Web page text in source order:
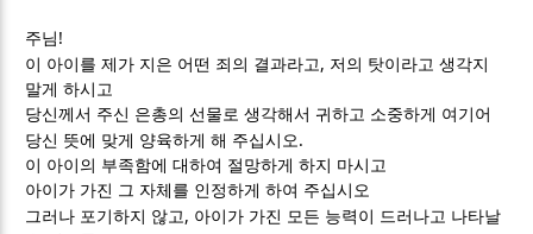
주님 !
이 아이를 제가 지은 어떤 죄의 결과라고 , 저의 탓이라고 생각지
말게 하시고
당신께서 주신 은총의 선물로 생각해서 귀하고 소중하게 여기어
당신 뜻에 맞게 양육하게 해 주십시오 .
이 아이의 부족함에 대하여 절망하게 하지 마시고
아이가 가진 그 자체를 인정하게 하여 주십시오
그러나 포기하지 않고 , 아이가 가진 모든 능력이 드러나고 나타날
Sketchbook5, 스케치북5
Sketchbook5, 스케치북5